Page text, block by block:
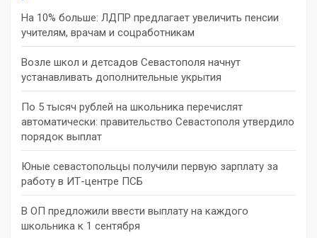
На 10% больше: ЛДПР предлагает увеличить пенсии
учителям, врачам и соцработникам
Возле школ и детсадов Севастополя начнут
устанавливать дополнительные укрытия
По 5 тысяч рублей на школьника перечислят
автоматически: правительство Севастополя утвердило
порядок выплат
Юные севастопольцы получили первую зарплату за
работу в ИТ-центре ПСБ
В ОП предложили ввести выплату на каждого
школьника к 1 сентября